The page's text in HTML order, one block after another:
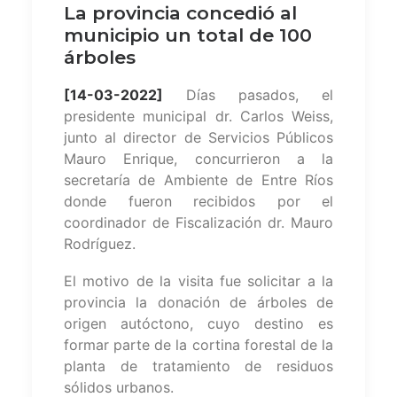
La provincia concedió al
municipio un total de 100
árboles
[14-03-2022] Días pasados, el
presidente municipal dr. Carlos Weiss,
junto al director de Servicios Públicos
Mauro Enrique, concurrieron a la
secretaría de Ambiente de Entre Ríos
donde fueron recibidos por el
coordinador de Fiscalización dr. Mauro
Rodríguez.
El motivo de la visita fue solicitar a la
provincia la donación de árboles de
origen autóctono, cuyo destino es
formar parte de la cortina forestal de la
planta de tratamiento de residuos
sólidos urbanos.